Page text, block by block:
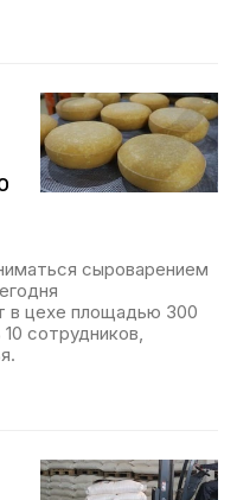
сыроварением
в цехе площадью 300
сотрудников,